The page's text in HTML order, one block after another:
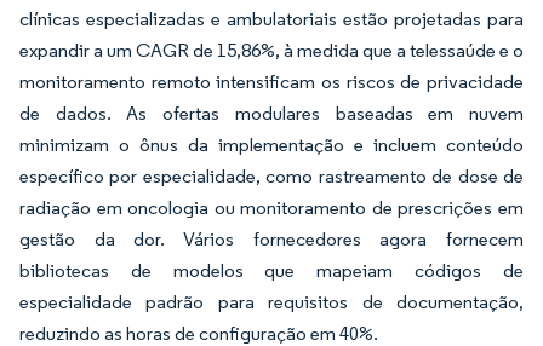
clínicas especializadas e ambulatoriais estão projetadas para
expandir a um CAGR de 15,86%, à medida que a telessaúde e o
monitoramento remoto intensificam os riscos de privacidade
de dados. As ofertas modulares baseadas em nuvem
minimizam o ônus da implementação e incluem conteúdo
específico por especialidade, como rastreamento de dose de
radiação em oncologia ou monitoramento de prescrições em
gestão da dor. Vários fornecedores agora fornecem
bibliotecas de modelos que mapeiam códigos de
especialidade padrão para requisitos de documentação,
reduzindo as horas de configuração em 40%.